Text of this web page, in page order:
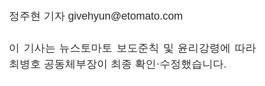
정주현 기자 givehyun@etomato.com
이 기사는 뉴스토마토 보도준칙 및 윤리강령에 따라
최병호 공동체부장이 최종 확인·수정했습니다.